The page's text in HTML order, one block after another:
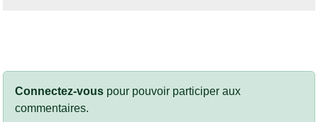
Connectez-vous pour pouvoir participer aux
commentaires.